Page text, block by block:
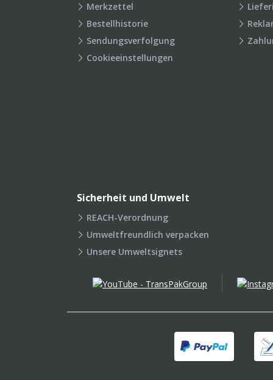
Merkzettel
Bestellhistorie
Sendungsverfolgung
Cookieeinstellungen
Sicherheit und Umwelt
REACH-Verordnung
Umweltfreundlich verpacken
Unsere Umweltsignets